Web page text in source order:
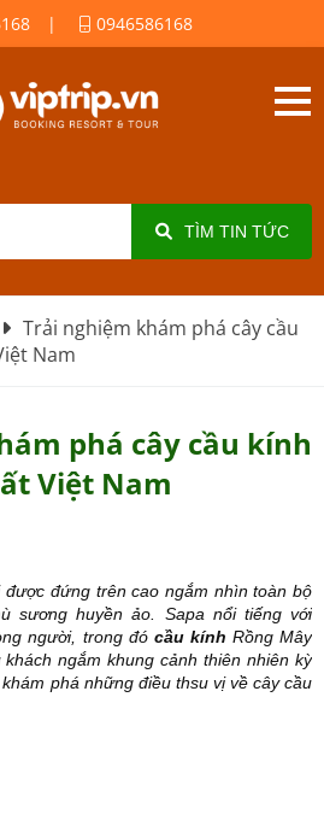
| 0946586168
TÌM TIN TỨC
Trải nghiệm khám phá cây cầu
Nam
phá cây cầu kính
Việt Nam
được đứng trên cao ngắm nhìn toàn bộ
sương huyền ảo. Sapa nổi tiếng với
người, trong đó cầu kính Rồng Mây
ngắm khung cảnh thiên nhiên kỳ
phá những điều thsu vị về cây cầu